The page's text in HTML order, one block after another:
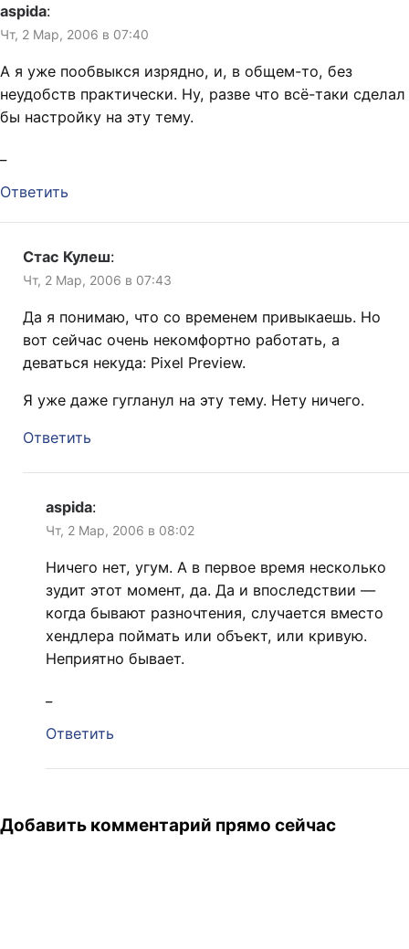
aspida:
Чт, 2 Мар, 2006 в 07:40
А я уже пообвыкся изрядно, и, в общем-то, без
неудобств практически. Ну, разве что всё-таки сделал
бы настройку на эту тему.
Ответить
Стас Кулеш:
Чт, 2 Мар, 2006 в 07:43
Да я понимаю, что со временем привыкаешь. Но
вот сейчас очень некомфортно работать, а
деваться некуда: Pixel Preview.
Я уже даже гугланул на эту тему. Нету ничего.
Ответить
aspida:
Чт, 2 Мар, 2006 в 08:02
Ничего нет, угум. А в первое время несколько
зудит этот момент, да. Да и впоследствии —
когда бывают разночтения, случается вместо
хендлера поймать или объект, или кривую.
Неприятно бывает.
Ответить
Добавить комментарий прямо сейчас